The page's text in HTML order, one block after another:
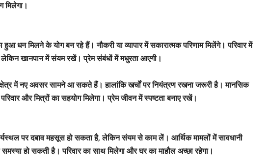
मिलेगा।
धन मिलने के योग बन रहे हैं। नौकरी या व्यापार में सकारात्मक परिणाम मिलेंगे। परिवार में
लेकिन खानपान में संयम रखें। प्रेम संबंधों में मधुरता आएगी।
में नए अवसर सामने आ सकते हैं। हालांकि खर्चों पर नियंत्रण रखना जरूरी है। मानसिक
और मित्रों का सहयोग मिलेगा। प्रेम जीवन में स्पष्टता बनाए रखें।
पर दबाव महसूस हो सकता है, लेकिन संयम से काम लें। आर्थिक मामलों में सावधानी
हो सकती है। परिवार का साथ मिलेगा और घर का माहौल अच्छा रहेगा।